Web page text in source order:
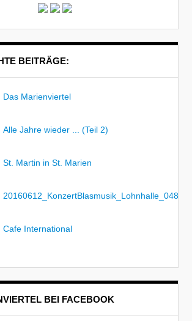
BEITRÄGE:
Das Marienviertel
Alle Jahre wieder ... (Teil 2)
St. Martin in St. Marien
20160612_KonzertBlasmusik_Lohnhalle_048
Cafe International
BEI FACEBOOK